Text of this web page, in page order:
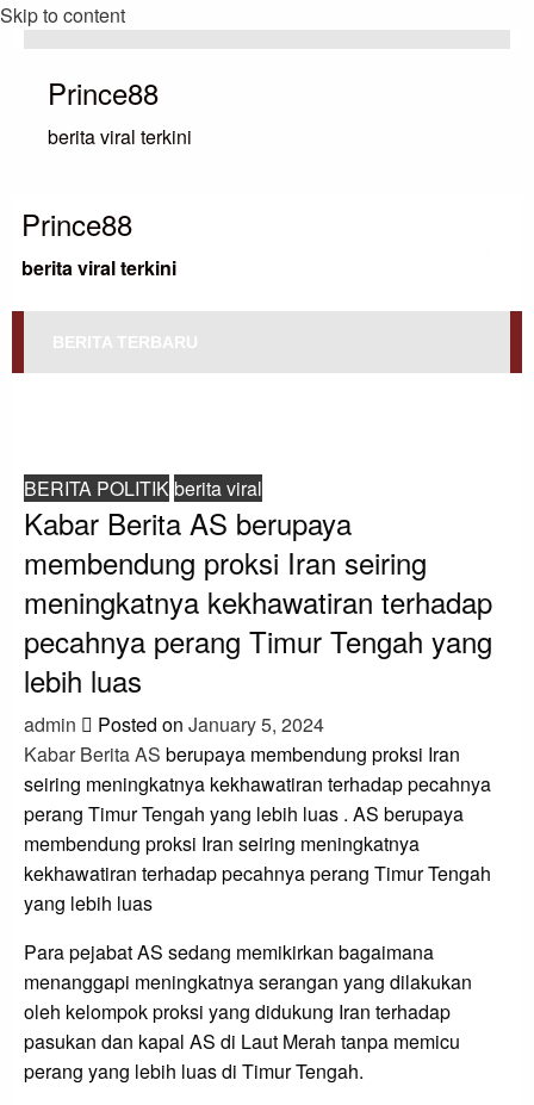
Skip to content
Prince88
berita viral terkini
Prince88
berita viral terkini
BERITA TERBARU
BERITA POLITIKberita viral
Kabar Berita AS berupaya
membendung proksi Iran seiring
meningkatnya kekhawatiran terhadap
pecahnya perang Timur Tengah yang
lebih luas
admin Posted on January 5, 2024
Kabar Berita AS berupaya membendung proksi Iran
seiring meningkatnya kekhawatiran terhadap pecahnya
perang Timur Tengah yang lebih luas . AS berupaya
membendung proksi Iran seiring meningkatnya
kekhawatiran terhadap pecahnya perang Timur Tengah
yang lebih luas
Para pejabat AS sedang memikirkan bagaimana
menanggapi meningkatnya serangan yang dilakukan
oleh kelompok proksi yang didukung Iran terhadap
pasukan dan kapal AS di Laut Merah tanpa memicu
perang yang lebih luas di Timur Tengah.